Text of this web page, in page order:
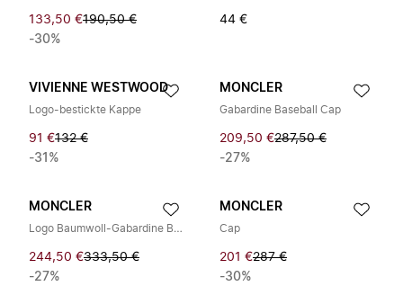
133,50 €190,50 €
-30%
44 €
VIVIENNE WESTWOOD
Logo-bestickte Kappe
91 €132 €
-31%
MONCLER
Gabardine Baseball Cap
209,50 €287,50 €
-27%
MONCLER
Logo Baumwoll-Gabardine Baseball Cap
244,50 €333,50 €
-27%
MONCLER
Cap
201 €287 €
-30%